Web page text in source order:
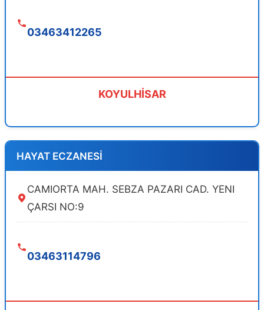
03463412265
KOYULHİSAR
HAYAT ECZANESİ
CAMIORTA MAH. SEBZA PAZARI CAD. YENI
ÇARSI NO:9
03463114796